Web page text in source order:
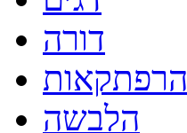
דורה
הרפתקאות
הלבשה